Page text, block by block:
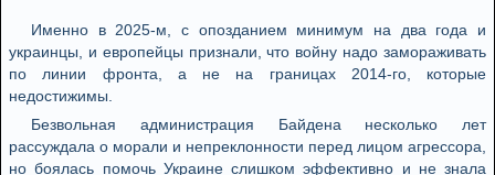
Именно в 2025-м, с опозданием минимум на два года и
украинцы, и европейцы признали, что войну надо замораживать
по линии фронта, а не на границах 2014-го, которые
недостижимы.
Безвольная администрация Байдена несколько лет
рассуждала о морали и непреклонности перед лицом агрессора,
но боялась помочь Украине слишком эффективно и не знала